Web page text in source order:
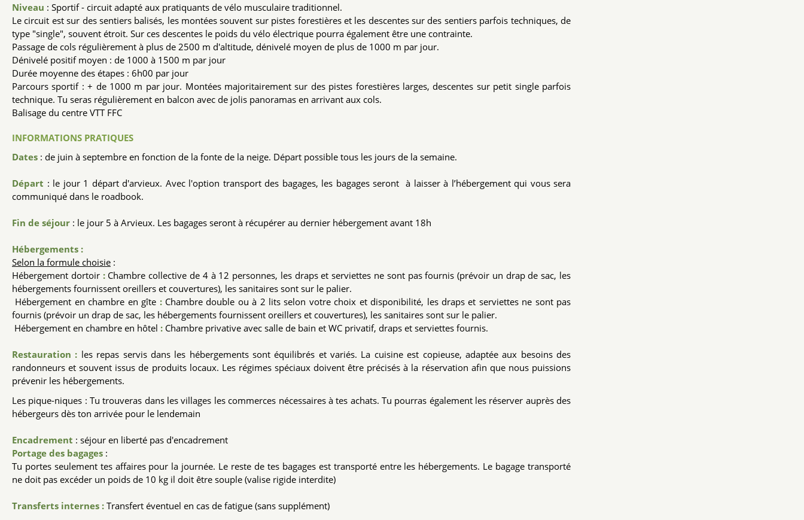
Niveau : Sportif - circuit adapté aux pratiquants de vélo musculaire traditionnel.
Le circuit est sur des sentiers balisés, les montées souvent sur pistes forestières et les descentes sur des sentiers parfois techniques, de
type "single", souvent étroit. Sur ces descentes le poids du vélo électrique pourra également être une contrainte.
Passage de cols régulièrement à plus de 2500 m d'altitude, dénivelé moyen de plus de 1000 m par jour.
Dénivelé positif moyen : de 1000 à 1500 m par jour
Durée moyenne des étapes : 6h00 par jour
Parcours sportif : + de 1000 m par jour. Montées majoritairement sur des pistes forestières larges, descentes sur petit single parfois
technique. Tu seras régulièrement en balcon avec de jolis panoramas en arrivant aux cols.
Balisage du centre VTT FFC
INFORMATIONS PRATIQUES
Dates : de juin à septembre en fonction de la fonte de la neige. Départ possible tous les jours de la semaine.
Départ : le jour 1 départ d'arvieux. Avec l'option transport des bagages, les bagages seront à laisser à l’hébergement qui vous sera
communiqué dans le roadbook.
Fin de séjour : le jour 5 à Arvieux. Les bagages seront à récupérer au dernier hébergement avant 18h
Hébergements :
Selon la formule choisie :
Hébergement dortoir: Chambre collective de 4 à 12 personnes, les draps et serviettes ne sont pas fournis (prévoir un drap de sac, les
hébergements fournissent oreillers et couvertures), les sanitaires sont sur le palier.
Hébergement en chambre en gîte : Chambre double ou à 2 lits selon votre choix et disponibilité, les draps et serviettes ne sont pas
fournis (prévoir un drap de sac, les hébergements fournissent oreillers et couvertures), les sanitaires sont sur le palier.
Hébergement en chambre en hôtel : Chambre privative avec salle de bain et WC privatif, draps et serviettes fournis.
Restauration : les repas servis dans les hébergements sont équilibrés et variés. La cuisine est copieuse, adaptée aux besoins des
randonneurs et souvent issus de produits locaux. Les régimes spéciaux doivent être précisés à la réservation afin que nous puissions
prévenir les hébergements.
Les pique-niques : Tu trouveras dans les villages les commerces nécessaires à tes achats. Tu pourras également les réserver auprès des
hébergeurs dès ton arrivée pour le lendemain
Encadrement : séjour en liberté pas d'encadrement
Portage des bagages :
Tu portes seulement tes affaires pour la journée. Le reste de tes bagages est transporté entre les hébergements. Le bagage transporté
ne doit pas excéder un poids de 10 kg il doit être souple (valise rigide interdite)
Transferts internes : Transfert éventuel en cas de fatigue (sans supplément)